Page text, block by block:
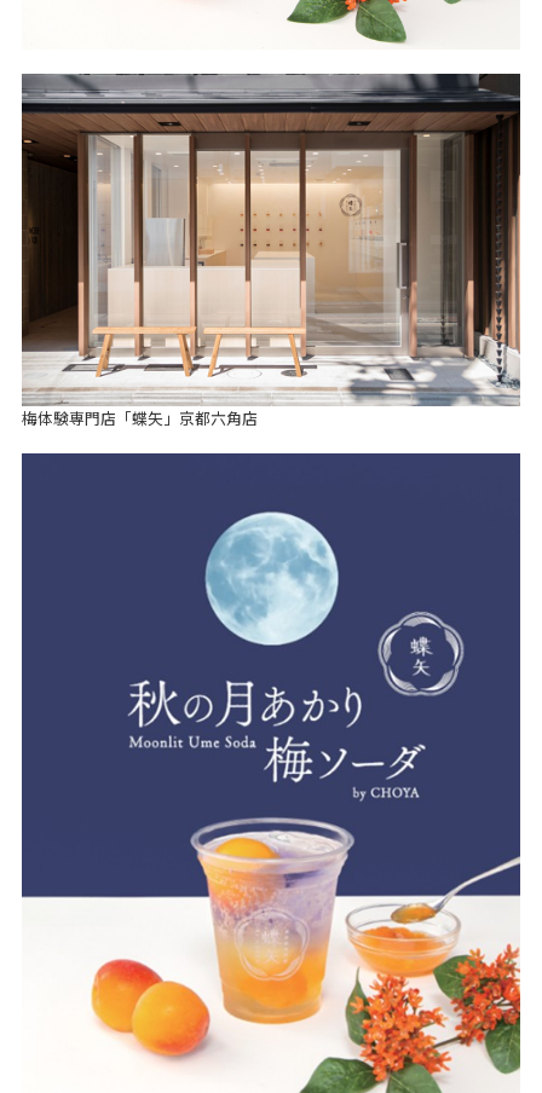
梅体験専門店「蝶矢」京都六角店